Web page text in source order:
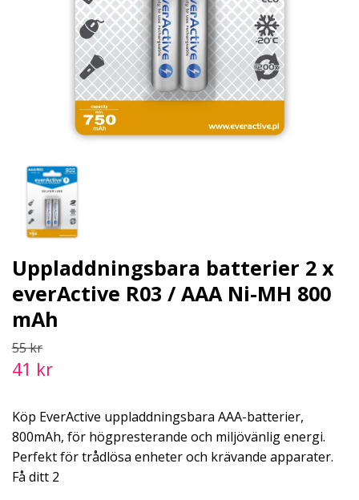
Uppladdningsbara batterier 2 x
everActive R03 / AAA Ni-MH 800
mAh
55 kr
41 kr
Köp EverActive uppladdningsbara AAA-batterier,
800mAh, för högpresterande och miljövänlig energi.
Perfekt för trådlösa enheter och krävande apparater.
Få ditt 2